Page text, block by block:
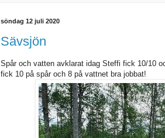
söndag 12 juli 2020
Sävsjön
Spår och vatten avklarat idag Steffi fick 10/10
fick 10 på spår och 8 på vattnet bra jobbat!